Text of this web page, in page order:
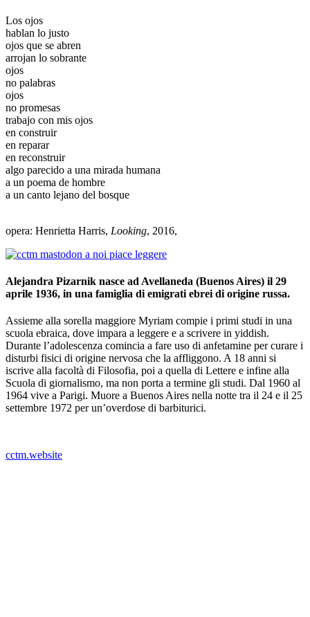
Los ojos
hablan lo justo
ojos que se abren
arrojan lo sobrante
ojos
no palabras
ojos
no promesas
trabajo con mis ojos
en construir
en reparar
en reconstruir
algo parecido a una mirada humana
a un poema de hombre
a un canto lejano del bosque
opera: Henrietta Harris, Looking, 2016,
Alejandra Pizarnik nasce ad Avellaneda (Buenos Aires) il 29
aprile 1936, in una famiglia di emigrati ebrei di origine russa.
Assieme alla sorella maggiore Myriam compie i primi studi in una
scuola ebraica, dove impara a leggere e a scrivere in yiddish.
Durante l’adolescenza comincia a fare uso di anfetamine per curare i
disturbi fisici di origine nervosa che la affliggono. A 18 anni si
iscrive alla facoltà di Filosofia, poi a quella di Lettere e infine alla
Scuola di giornalismo, ma non porta a termine gli studi. Dal 1960 al
1964 vive a Parigi. Muore a Buenos Aires nella notte tra il 24 e il 25
settembre 1972 per un’overdose di barbiturici.
cctm.website